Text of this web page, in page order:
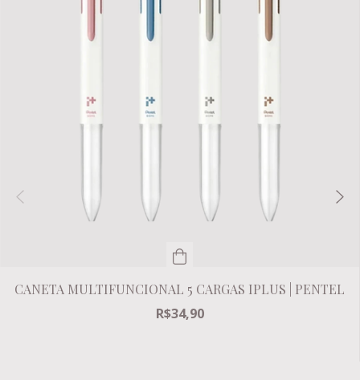
CANETA MULTIFUNCIONAL 5 CARGAS IPLUS | PENTEL
R$34,90